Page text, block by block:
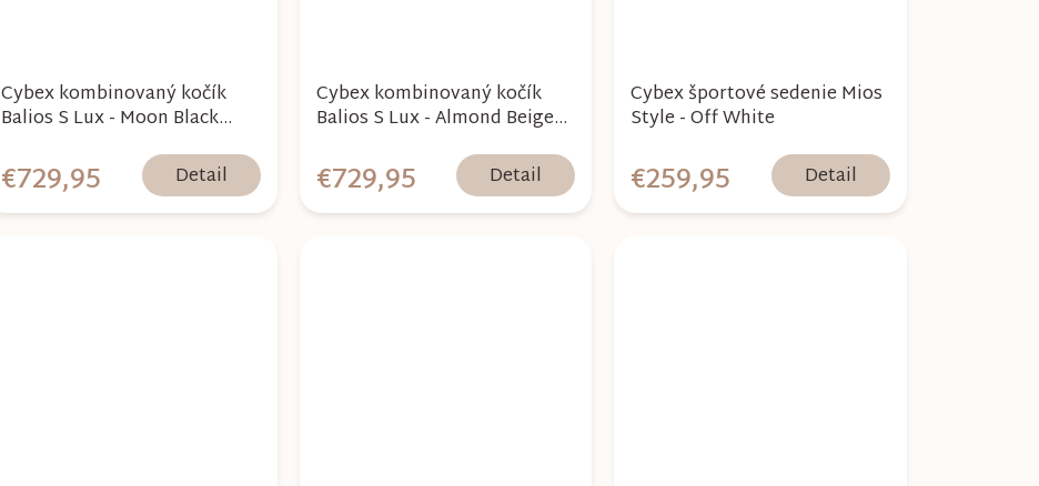
Cybex kombinovaný kočík
Balios S Lux - Moon Black
€729,95 Detail
Cybex kombinovaný kočík
Balios S Lux - Almond Beige
€729,95 Detail
Cybex športové sedenie Mios
Style - Off White
€259,95 Detail